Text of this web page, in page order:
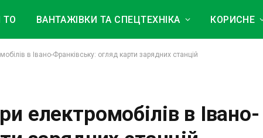
ТО ВАНТАЖІВКИ ТА СПЕЦТЕХНІКА КОРИСНЕ
в Івано-Франківську: огляд карти зарядних станцій
електромобілів в Івано-